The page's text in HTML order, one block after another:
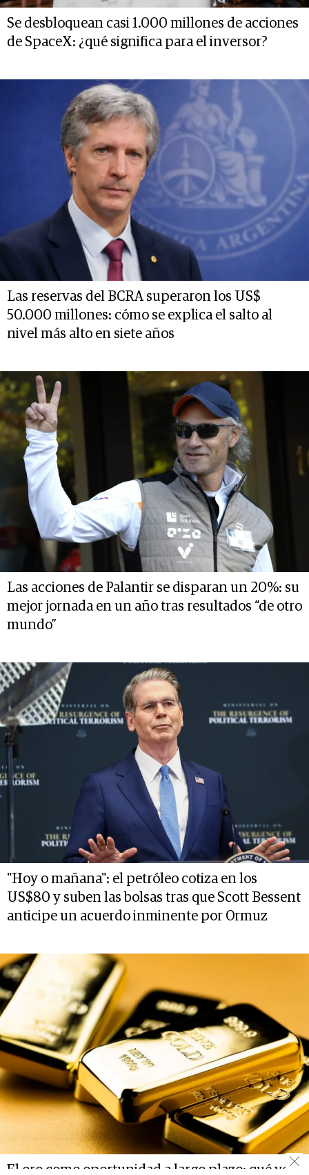
Se desbloquean casi 1.000 millones de acciones
de SpaceX: ¿qué significa para el inversor?
Las reservas del BCRA superaron los US$
50.000 millones: cómo se explica el salto al
nivel más alto en siete años
Las acciones de Palantir se disparan un 20%: su
mejor jornada en un año tras resultados “de otro
mundo”
"Hoy o mañana": el petróleo cotiza en los
US$80 y suben las bolsas tras que Scott Bessent
anticipe un acuerdo inminente por Ormuz
El oro como oportunidad a largo plazo: qué ven